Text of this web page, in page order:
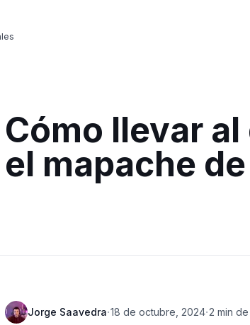
Cómo llevar
el mapache
Jorge Saavedra·18 de octubre, 2024·2 min